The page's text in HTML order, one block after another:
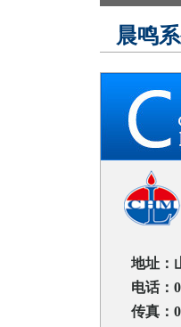
晨鸣
地址：
电话：
传真：